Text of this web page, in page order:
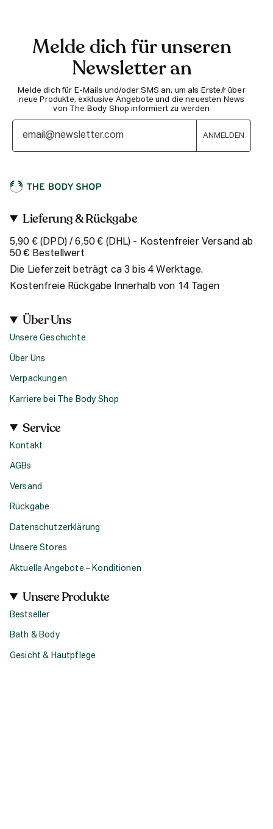
Melde dich für unseren
Newsletter an
Melde dich für E-Mails und/oder SMS an, um als Erste/r über
neue Produkte, exklusive Angebote und die neuesten News
von The Body Shop informiert zu werden
ANMELDEN
Lieferung & Rückgabe
5,90 € (DPD) / 6,50 € (DHL) - Kostenfreier Versand ab
50 € Bestellwert
Die Lieferzeit beträgt ca 3 bis 4 Werktage.
Kostenfreie Rückgabe Innerhalb von 14 Tagen
Über Uns
Unsere Geschichte
Über Uns
Verpackungen
Karriere bei The Body Shop
Service
Kontakt
AGBs
Versand
Rückgabe
Datenschutzerklärung
Unsere Stores
Aktuelle Angebote – Konditionen
Unsere Produkte
Bestseller
Bath & Body
Gesicht & Hautpflege